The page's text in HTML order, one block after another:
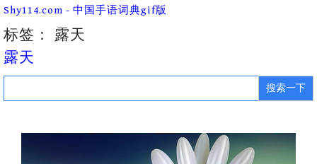
Skip
content
Shy114.com - 中国手语词典gif版
标签： 露天
露天
Search